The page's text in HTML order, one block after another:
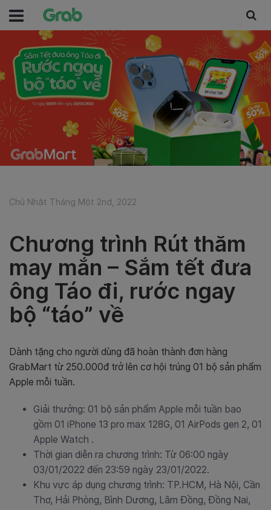
Chủ Nhật Tháng Một 2nd, 2022
Chương trình Rút thăm
may mắn – Sắm tết đưa
ông Táo đi, rước ngay
bộ “táo” về
Dành tặng cho người dùng đã hoàn thành đơn hàng
GrabMart từ 250.000đ trở lên cơ hội trúng 01 bộ sản phẩm
Apple mỗi tuần.
Giải thưởng: 01 bộ sản phẩm Apple mỗi tuần bao
gồm 01 iPhone 13 pro max 128G, 01 AirPods gen 2, 01
Apple Watch .
Thời gian diễn ra chương trình: Từ 06:00 ngày
03/01/2022 đến 23:59 ngày 23/01/2022.
Khu vực áp dụng chương trình: TP.HCM, Hà Nội, Cần
Thơ, Hải Phòng, Bình Dương, Lâm Đồng, Đồng Nai,